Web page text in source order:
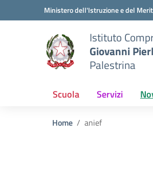
Vai ai contenuti
Vai al menu di navigazioneMinistero dell'Istruzione e del
Istituto
Giovanni
Palestrina
Scuola Servizi
Home anief